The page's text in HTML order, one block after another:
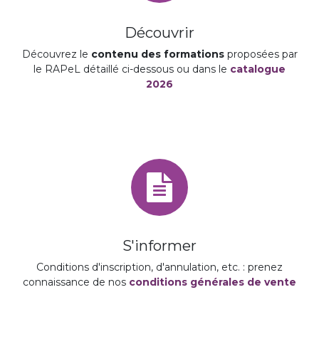
Découvrir
Découvrez le contenu des formationsproposées par
le RAPeL détaillé ci-dessous ou dans le catalogue
2026
S'informer
Conditions d'inscription, d'annulation, etc. : prenez
connaissance de nos conditions générales de vente